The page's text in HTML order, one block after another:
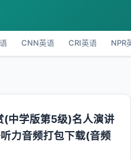
CNN英语 CRI英语 NPR
(中学版第5级)名人演讲
力音频打包下载(音频